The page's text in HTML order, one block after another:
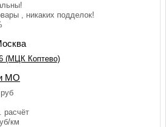
, никаких подделок!
(МЦК Коптево)
МО
расчёт
км